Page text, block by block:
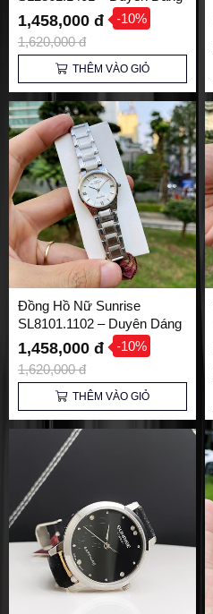
và Thanh Lịch
1,458,000 đ -10%
1,620,000 đ
THÊM VÀO GIỎ
Đồng Hồ Nữ Sunrise
SL8101.1102 – Duyên Dáng
và Thanh Lịch
1,458,000 đ -10%
1,620,000 đ
THÊM VÀO GIỎ